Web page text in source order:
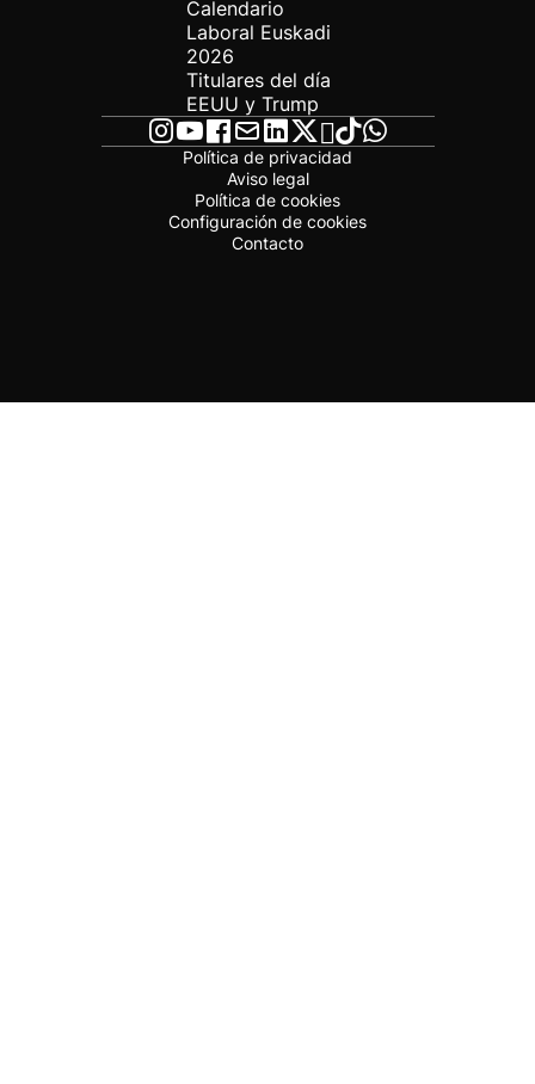
Calendario
Laboral Euskadi
2026
Titulares del día
EEUU y Trump
Política de privacidad
Aviso legal
Política de cookies
Configuración de cookies
Contacto